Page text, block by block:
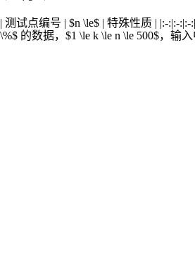
| 测试点编号 | $n \le$ | 特殊性质 | |:-:|:-:|:-
\%$ 的数据，$1 \le k \le n \le 500$，输